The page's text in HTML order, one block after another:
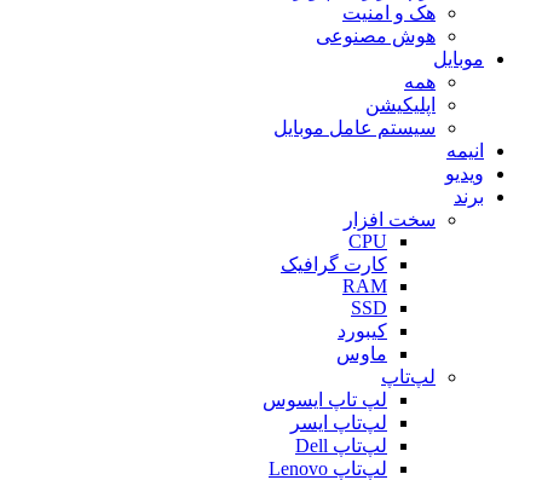
هک و امنیت
هوش مصنوعی
موبایل
همه
اپلیکیشن
سیستم عامل موبایل
انیمه
ویدیو
برند
سخت افزار
CPU
کارت گرافیک
RAM
SSD
کیبورد
ماوس
لپ‌تاپ
لپ تاپ ایسوس
لپ‌تاپ ایسر
لپ‌تاپ Dell
لپ‌تاپ Lenovo